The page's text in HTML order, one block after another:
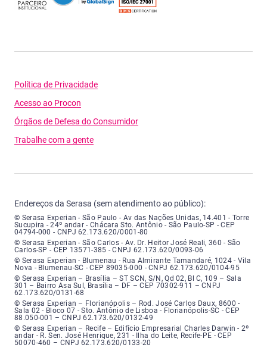
Política de Privacidade
Acesso ao Procon
Órgãos de Defesa do Consumidor
Trabalhe com a gente
Endereços da Serasa (sem atendimento ao público):
Serasa Experian - São Paulo - Endereço: Avenida das Nações Unidas,
© Serasa Experian - São Paulo - Av das Nações Unidas, 14.401 - Torre
Sucupira - 24º andar - Chácara Sto. Antônio - São Paulo-SP - CEP
04794-000 - CNPJ 62.173.620/0001-80
Serasa Experian - São Carlos - Endereço: Avenida Doutor Heitor José
© Serasa Experian - São Carlos - Av. Dr. Heitor José Reali, 360 - São
Carlos-SP - CEP 13571-385 - CNPJ 62.173.620/0093-06
Serasa Experian - Blumenau - Endereço: Rua Almirante Tamandaré,
© Serasa Experian - Blumenau - Rua Almirante Tamandaré, 1024 - Vila
Nova - Blumenau-SC - CEP 89035-000 - CNPJ 62.173.620/0104-95
Serasa Experian - Brasília, Endereço: Setor Comercial Norte, sem
© Serasa Experian – Brasília – ST SCN, S/N, Qd 02, Bl C, 109 – Sala
301 – Bairro Asa Sul, Brasília – DF – CEP 70302-911 – CNPJ
62.173.620/0131-68
Serasa Experian - Florianópolis, Endereço: Rodovia José Carlos, número
© Serasa Experian – Florianópolis – Rod. José Carlos Daux, 8600 -
Sala 02 - Bloco 07 - Sto. Antônio de Lisboa - Florianópolis-SC - CEP
88.050-001 – CNPJ 62.173.620/0132-49
Serasa Experian - Recife, Endereço: Edifício Empresarial Charles Darwin,
© Serasa Experian – Recife – Edifício Empresarial Charles Darwin - 2º
andar - R. Sen. José Henrique, 231 - Ilha do Leite, Recife-PE - CEP
50070-460 – CNPJ 62.173.620/0133-20